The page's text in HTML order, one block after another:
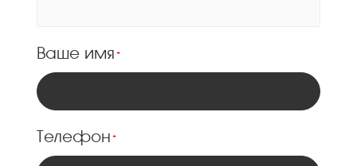
Ваше имя *
Телефон *